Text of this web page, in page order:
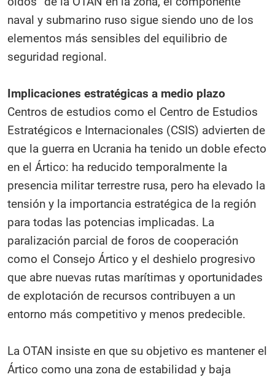
naval y submarino ruso sigue siendo uno de los
elementos más sensibles del equilibrio de
seguridad regional.
Implicaciones estratégicas a medio plazo
Centros de estudios como el Centro de Estudios
Estratégicos e Internacionales (CSIS) advierten de
que la guerra en Ucrania ha tenido un doble efecto
en el Ártico: ha reducido temporalmente la
presencia militar terrestre rusa, pero ha elevado la
tensión y la importancia estratégica de la región
para todas las potencias implicadas. La
paralización parcial de foros de cooperación
como el Consejo Ártico y el deshielo progresivo
que abre nuevas rutas marítimas y oportunidades
de explotación de recursos contribuyen a un
entorno más competitivo y menos predecible.
La OTAN insiste en que su objetivo es mantener el
Ártico como una zona de estabilidad y baja